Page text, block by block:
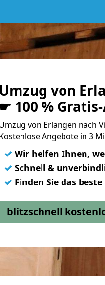
Umzug von
☛ 100 %
Umzug von Erlangen nach
Kostenlose Angebote in 3
✓ Wir helfen Ihnen,
✓ Schnell &
✓ Finden Sie das
blitzschnell